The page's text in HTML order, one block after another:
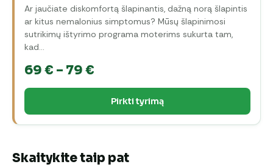
Ar jaučiate diskomfortą šlapinantis, dažną norą šlapintis
ar kitus nemalonius simptomus? Mūsų šlapinimosi
sutrikimų ištyrimo programa moterims sukurta tam,
kad…
69 € – 79 €
range:
69 €
through
Pirkti tyrimą
Skaitykite taip pat